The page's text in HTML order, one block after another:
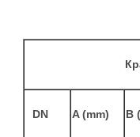
DN A (mm) B